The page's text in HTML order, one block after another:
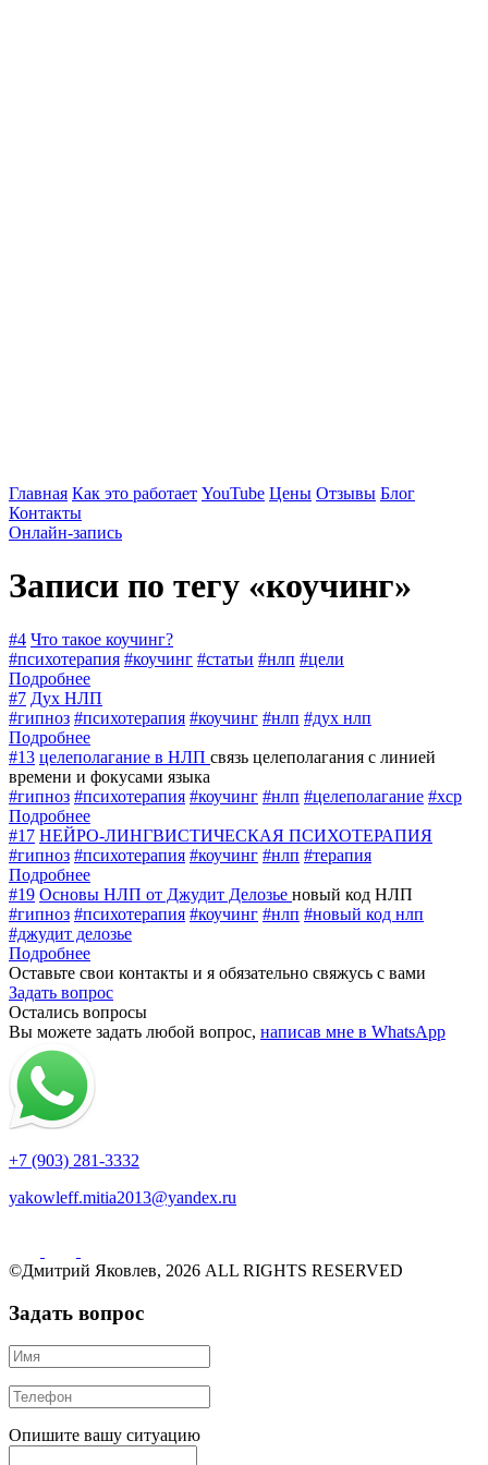
Главная Как это работает YouTube Цены Отзывы Блог
Контакты
Онлайн-запись
Записи по тегу «коучинг»
#4 Что такое коучинг?
#психотерапия #коучинг #статьи #нлп #цели
Подробнее
#7 Дух НЛП
#гипноз #психотерапия #коучинг #нлп #дух нлп
Подробнее
#13 целеполагание в НЛП связь целеполагания с линией
времени и фокусами языка
#гипноз #психотерапия #коучинг #нлп #целеполагание #хср
Подробнее
#17 НЕЙРО-ЛИНГВИСТИЧЕСКАЯ ПСИХОТЕРАПИЯ
#гипноз #психотерапия #коучинг #нлп #терапия
Подробнее
#19 Основы НЛП от Джудит Делозье новый код НЛП
#гипноз #психотерапия #коучинг #нлп #новый код нлп
#джудит делозье
Подробнее
Оставьте свои контакты и я обязательно свяжусь с вами
Задать вопрос
Остались вопросы
Вы можете задать любой вопрос, написав мне в WhatsApp
+7 (903) 281-3332
yakowleff.mitia2013@yandex.ru
©Дмитрий Яковлев, 2026 ALL RIGHTS RESERVED
Задать вопрос
Опишите вашу ситуацию